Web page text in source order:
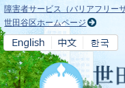
本文へ
障害者サービス（バリアフリー
世田谷区ホームページ